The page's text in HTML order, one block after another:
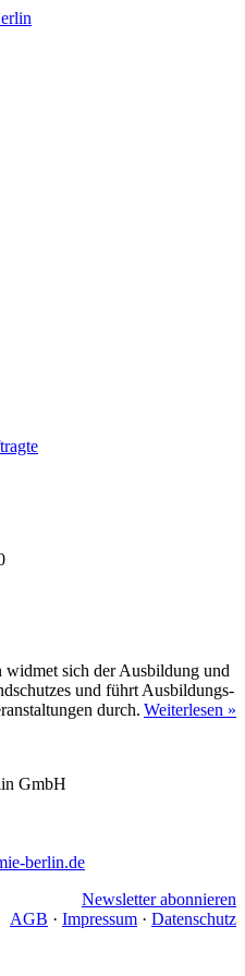
sich der Ausbildung und
und führt Ausbildungs­
durch. Weiterlesen »
GmbH
berlin.de
Newsletter abonnieren
AGB · Impressum · Datenschutz